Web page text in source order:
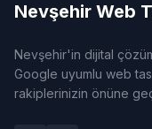
Nevşehir Web
Nevşehir'in dijital
Google uyumlu web
rakiplerinizin önüne